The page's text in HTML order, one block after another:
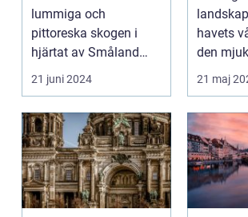
landsbygden
lummiga och
pittoreska skogen i
hjärtat av Småland
påträffar besökaren en
pärla sälla...
21 juni 2024
havets
den
21 maj